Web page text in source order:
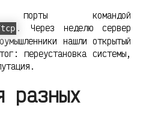
командой
. Через неделю сервер
нашли открытый
переустановка системы,
разных